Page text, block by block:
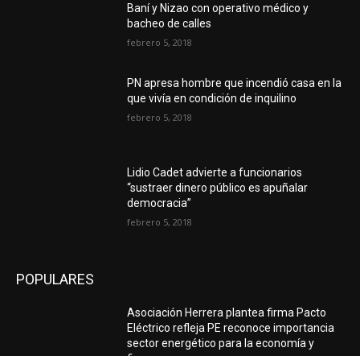
Baní y Nizao con operativo médico y
bacheo de calles
febrero 5, 2018
PN apresa hombre que incendió casa en la
que vivía en condición de inquilino
febrero 5, 2018
Lidio Cadet advierte a funcionarios
“sustraer dinero público es apuñalar
democracia”
febrero 5, 2018
POPULARES
Asociación Herrera plantea firma Pacto
Eléctrico refleja PE reconoce importancia
sector energético para la economía y